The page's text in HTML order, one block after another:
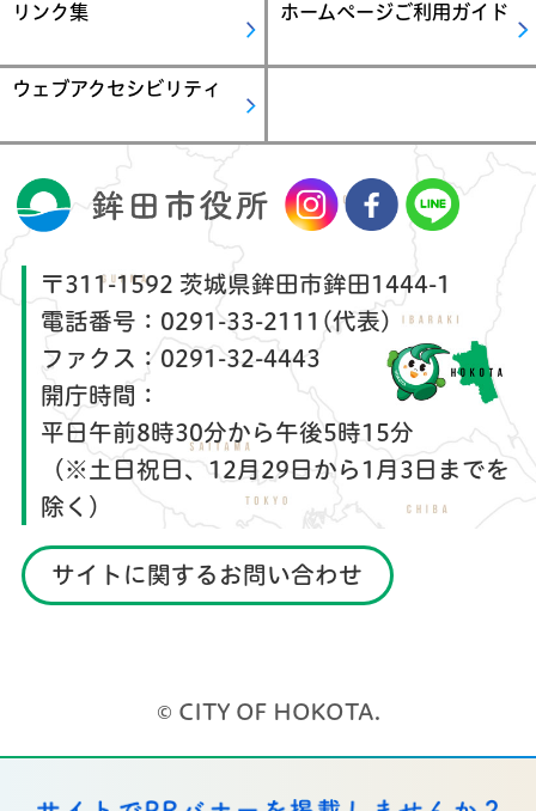
リンク集 ホームページご利用ガイド
ウェブアクセシビリティ
〒311-1592 茨城県鉾田市鉾田1444-1
電話番号： 0291-33-2111(代表)
ファクス： 0291-32-4443
開庁時間：
平日午前8時30分から午後5時15分
（※土日祝日、12月29日から1月3日までを
除く）
サイトに関するお問い合わせ
© CITY OF HOKOTA.